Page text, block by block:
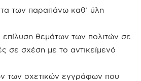
των παραπάνω καθ’ ύλη
θεμάτων των πολιτών σε
σε σχέση με το αντικείμενό
των σχετικών εγγράφων που